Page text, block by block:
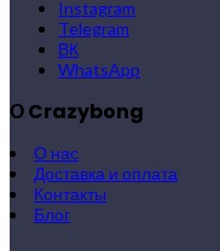
Instagram
Telegram
ВК
WhatsApp
О Crazybong
О нас
Доставка и оплата
Контакты
Блог